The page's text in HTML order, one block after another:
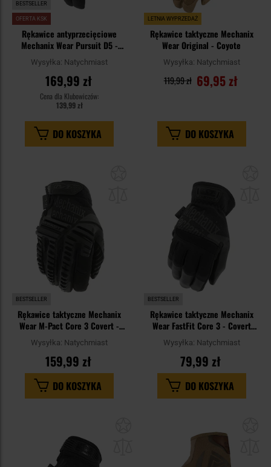
BESTSELLER
OFERTA KSK
Rękawice antyprzecięciowe
Mechanix Wear Pursuit D5 -
Black
Wysyłka: Natychmiast
169,99 zł
Cena dla Klubowiczów:
139,99 zł
DO KOSZYKA
LETNIA WYPRZEDAŻ
Rękawice taktyczne Mechanix
Wear Original - Coyote
Wysyłka: Natychmiast
69,95 zł
119,99 zł
DO KOSZYKA
BESTSELLER
Rękawice taktyczne Mechanix
Wear M-Pact Core 3 Covert -
Black
Wysyłka: Natychmiast
159,99 zł
DO KOSZYKA
BESTSELLER
Rękawice taktyczne Mechanix
Wear FastFit Core 3 - Covert
Black
Wysyłka: Natychmiast
79,99 zł
DO KOSZYKA